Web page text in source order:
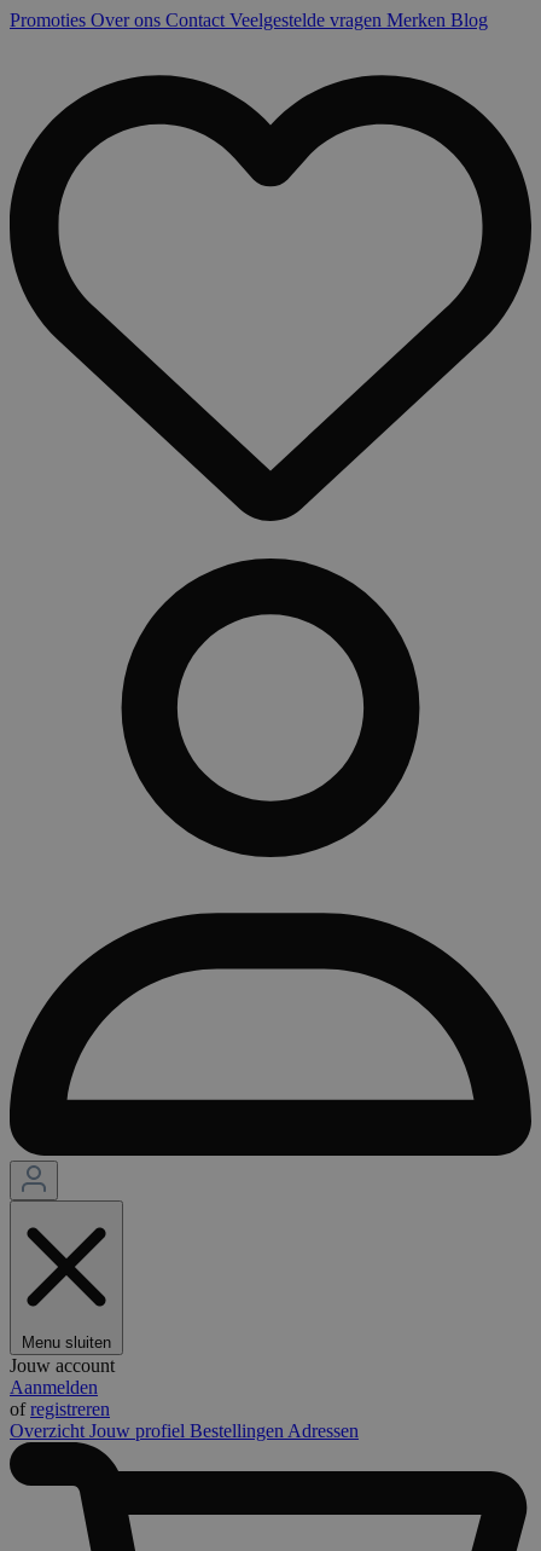
Promoties Over ons Contact Veelgestelde vragen Merken Blog
Menu sluiten
Jouw account
Aanmelden
ofregistreren
Overzicht Jouw profiel Bestellingen Adressen